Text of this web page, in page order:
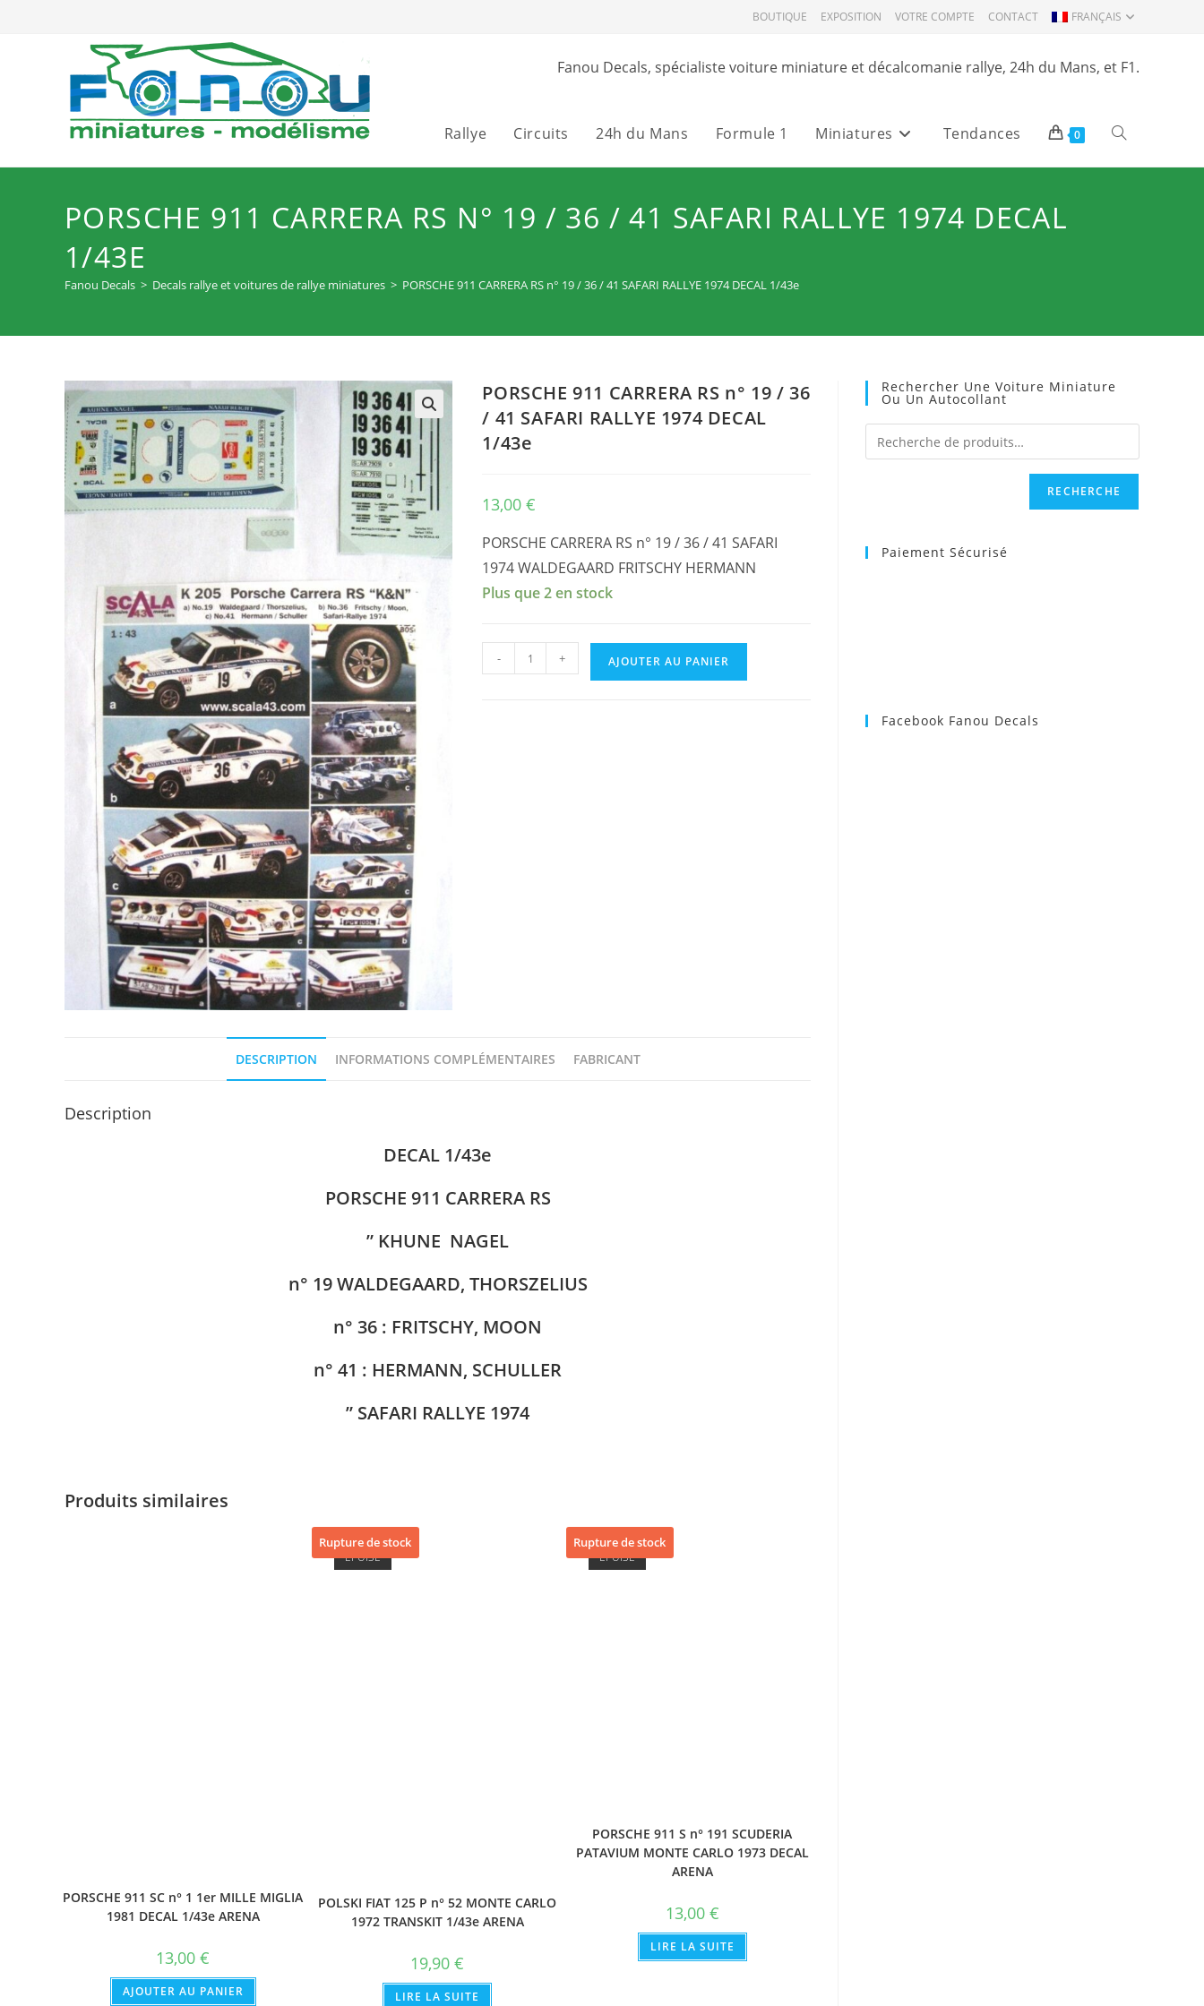
BOUTIQUE EXPOSITION VOTRE COMPTE CONTACT FRANÇAIS
Fanou Decals, spécialiste voiture miniature et décalcomanie rallye, 24h du Mans, et F1.
Rallye Circuits 24h du Mans Formule 1 Miniatures Tendances 0 Toggle
PORSCHE 911 CARRERA RS N° 19 / 36 / 41 SAFARI RALLYE 1974 DECAL
1/43E
Fanou Decals > Decals rallye et voitures de rallye miniatures > PORSCHE 911 CARRERA RS n° 19 / 36 / 41 SAFARI RALLYE 1974 DECAL 1/43e
🔍
PORSCHE 911 CARRERA RS n° 19 / 36
/ 41 SAFARI RALLYE 1974 DECAL
1/43e
13,00€
PORSCHE CARRERA RS n° 19 / 36 / 41 SAFARI
1974 WALDEGAARD FRITSCHY HERMANN
Plus que 2 en stock
quantité
de
- + AJOUTER AU PANIER
DESCRIPTION INFORMATIONS COMPLÉMENTAIRES FABRICANT
Description
DECAL 1/43e
PORSCHE 911 CARRERA RS
” KHUNE NAGEL
n° 19 WALDEGAARD, THORSZELIUS
n° 36 : FRITSCHY, MOON
n° 41 : HERMANN, SCHULLER
” SAFARI RALLYE 1974
Produits similaires
PORSCHE 911 SC n° 1 1er MILLE MIGLIA
1981 DECAL 1/43e ARENA
13,00€
AJOUTER AU PANIER
Rupture de stock
ÉPUISÉ
POLSKI FIAT 125 P n° 52 MONTE CARLO
1972 TRANSKIT 1/43e ARENA
19,90€
LIRE LA SUITE
Rupture de stock
ÉPUISÉ
PORSCHE 911 S n° 191 SCUDERIA
PATAVIUM MONTE CARLO 1973 DECAL
ARENA
13,00 €
LIRE LA SUITE
Rechercher Une Voiture Miniature
Ou Un Autocollant
RECHERCHE
Paiement Sécurisé
Facebook Fanou Decals